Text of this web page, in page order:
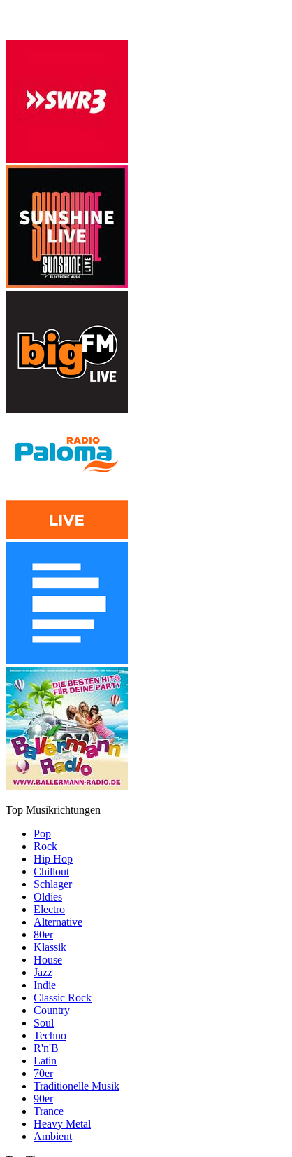
Top Musikrichtungen
Pop
Rock
Hip Hop
Chillout
Schlager
Oldies
Electro
Alternative
80er
Klassik
House
Jazz
Indie
Classic Rock
Country
Soul
Techno
R'n'B
Latin
70er
Traditionelle Musik
90er
Trance
Heavy Metal
Ambient